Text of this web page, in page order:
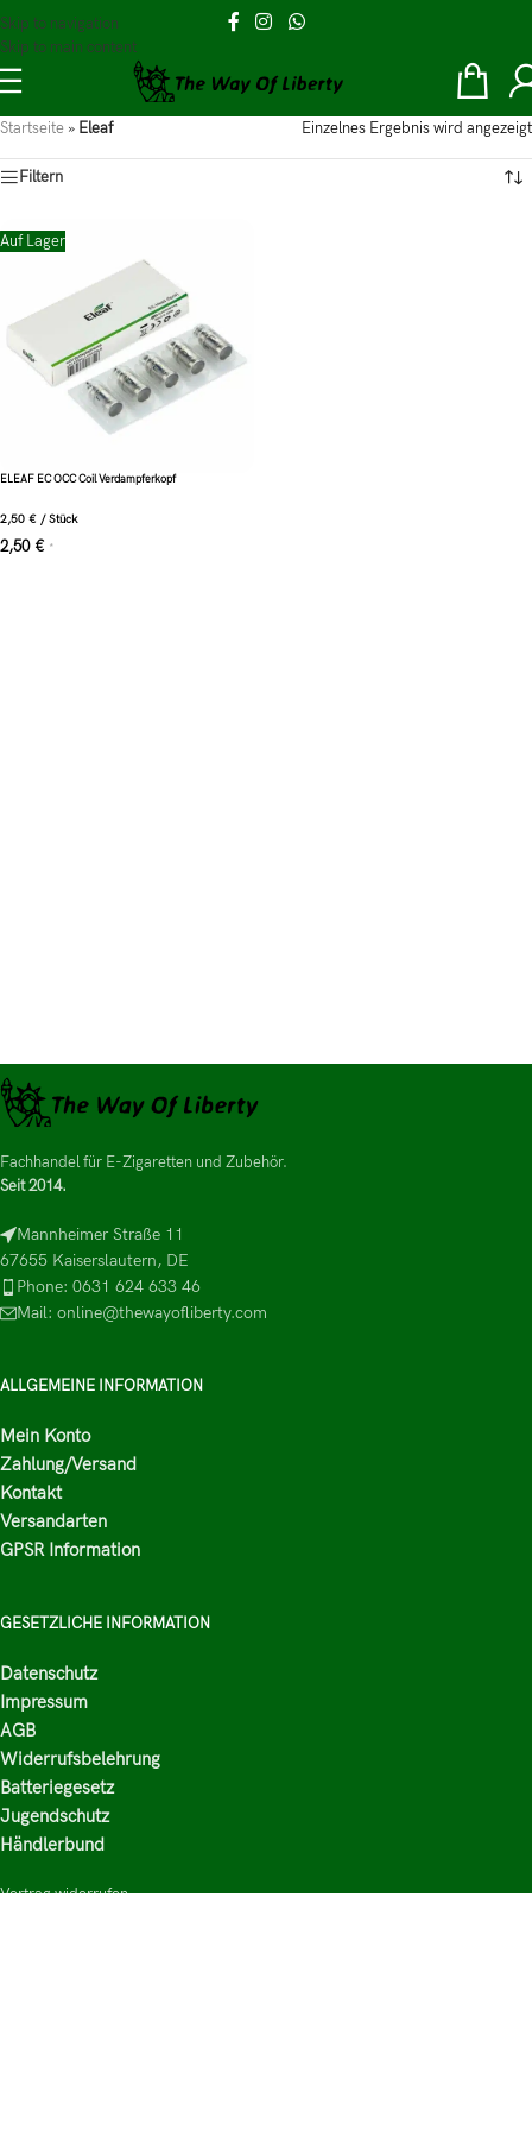
Skip to navigation
Skip to main content
Startseite » Eleaf Einzelnes Ergebnis wird angezeigt
Filtern
Auf Lager
ELEAF EC OCC Coil Verdampferkopf
2,50 € /Stück
2,50 € *
Fachhandel für E-Zigaretten und Zubehör.
Seit 2014.
Mannheimer Straße 11
67655 Kaiserslautern, DE
Phone: 0631 624 633 46
Mail: online@thewayofliberty.com
ALLGEMEINE INFORMATION
Mein Konto
Zahlung/Versand
Kontakt
Versandarten
GPSR Information
GESETZLICHE INFORMATION
Datenschutz
Impressum
AGB
Widerrufsbelehrung
Batteriegesetz
Jugendschutz
Händlerbund
Vertrag widerrufen